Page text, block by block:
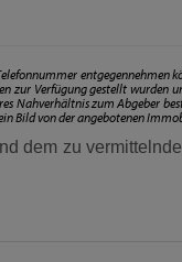
entgegennehmen
Verfügung gestellt wurden
zum Abgeber
Bild von der angebotenen
dem zu